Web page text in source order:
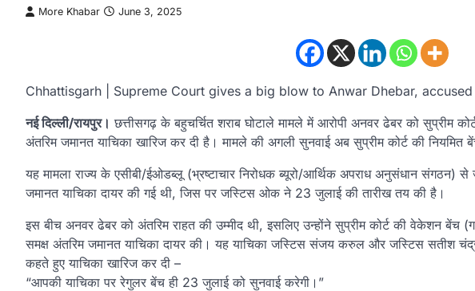
More Khabar June 3, 2025
Chhattisgarh | Supreme Court gives a big blow to Anwar Dhebar,
नई दिल्ली/रायपुर। छत्तीसगढ़ के बहुचर्चित शराब घोटाले मामले में आरोपी अनवर ढेबर को सुप्रीम
अंतरिम जमानत याचिका खारिज कर दी है। मामले की अगली सुनवाई अब सुप्रीम कोर्ट की नियमित
यह मामला राज्य के एसीबी/ईओडब्लू (भ्रष्टाचार निरोधक ब्यूरो/आर्थिक अपराध अनुसंधान
जमानत याचिका दायर की गई थी, जिस पर जस्टिस ओक ने 23 जुलाई की तारीख तय की है।
इस बीच अनवर ढेबर को अंतरिम राहत की उम्मीद थी, इसलिए उन्होंने सुप्रीम कोर्ट की वेकेशन बेंच
समक्ष अंतरिम जमानत याचिका दायर की। यह याचिका जस्टिस संजय करुल और जस्टिस सतीश
कहते हुए याचिका खारिज कर दी –
“आपकी याचिका पर रेगुलर बेंच ही 23 जुलाई को सुनवाई करेगी।”